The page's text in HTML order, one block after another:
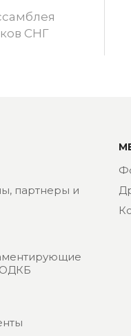
СНГ
партнеры и
ОДКБ